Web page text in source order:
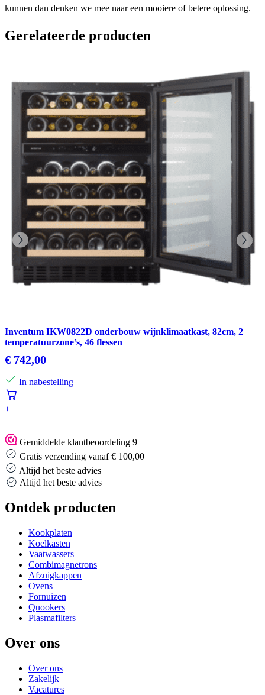
kunnen dan denken we mee naar een mooiere of betere oplossing.
Gerelateerde producten
Inventum IKW0822D onderbouw wijnklimaatkast, 82cm, 2
temperatuurzone’s, 46 flessen
€ 742,00
In nabestelling
+
Gemiddelde klantbeoordeling 9+
Gratis verzending vanaf € 100,00
Altijd het beste advies
Altijd het beste advies
Ontdek producten
Kookplaten
Koelkasten
Vaatwassers
Combimagnetrons
Afzuigkappen
Ovens
Fornuizen
Quookers
Plasmafilters
Over ons
Over ons
Zakelijk
Vacatures